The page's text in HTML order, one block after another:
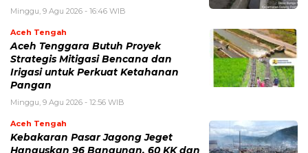
Minggu, 9 Agu 2026 - 16:46 WIB
Aceh Tengah
Aceh Tenggara Butuh Proyek
Strategis Mitigasi Bencana dan
Irigasi untuk Perkuat Ketahanan
Pangan
Minggu, 9 Agu 2026 - 12:56 WIB
Aceh Tengah
‎Kebakaran Pasar Jagong Jeget
Hanguskan 96 Bangunan, 60 KK dan